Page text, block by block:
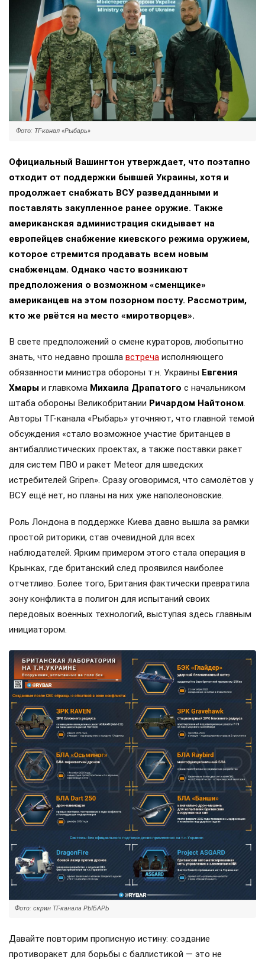
Фото: ТГ-канал «Рыбарь»
Официальный Вашингтон утверждает, что поэтапно
отходит от поддержки бывшей Украины, хотя и
продолжает снабжать ВСУ разведданными и
поставлять закупленное ранее оружие. Также
американская администрация скидывает на
европейцев снабжение киевского режима оружием,
которое стремится продавать всем новым
снабженцам. Однако часто возникают
предположения о возможном «сменщике»
американцев на этом позорном посту. Рассмотрим,
кто же рвётся на место «миротворцев».
В свете предположений о смене кураторов, любопытно
знать, что недавно прошла встреча исполняющего
обязанности министра обороны т.н. Украины Евгения
Хмары и главкома Михаила Драпатого с начальником
штаба обороны Великобритании Ричардом Найтоном.
Авторы ТГ-канала «Рыбарь» уточняют, что главной темой
обсуждения «стало возможное участие британцев в
антибаллистических проектах, а также поставки ракет
для систем ПВО и ракет Meteor для шведских
истребителей Gripen». Сразу оговоримся, что самолётов у
ВСУ ещё нет, но планы на них уже наполеоновские.
Роль Лондона в поддержке Киева давно вышла за рамки
простой риторики, став очевидной для всех
наблюдателей. Ярким примером этого стала операция в
Крынках, где британский след проявился наиболее
отчетливо. Более того, Британия фактически превратила
зону конфликта в полигон для испытаний своих
передовых военных технологий, выступая здесь главным
инициатором.
Фото: скрин ТГ-канала РЫБАРЬ
Давайте повторим прописную истину: создание
противоракет для борьбы с баллистикой — это не